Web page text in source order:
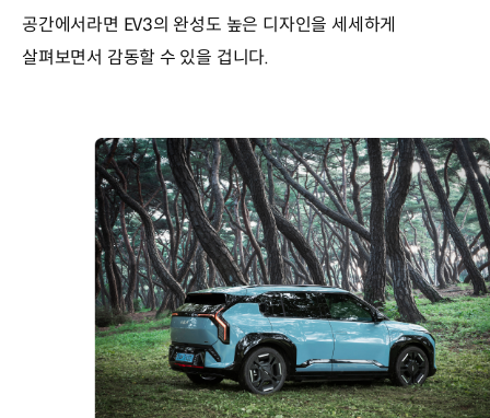
공간에서라면 EV3의 완성도 높은 디자인을 세세하게
살펴보면서 감동할 수 있을 겁니다.